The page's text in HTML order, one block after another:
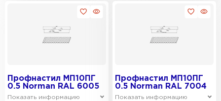
Профнастил МП10ПГ
0.5 Norman RAL 6005
Показать информацию
Профнастил МП10ПГ
0.5 Norman RAL 7004
Показать информацию